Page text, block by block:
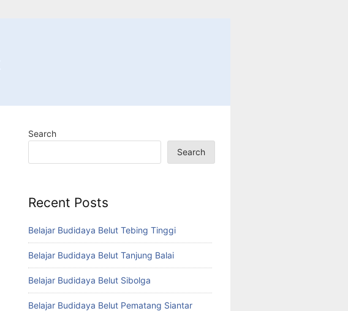
Search
Search
Recent Posts
Belajar Budidaya Belut Tebing Tinggi
Belajar Budidaya Belut Tanjung Balai
Belajar Budidaya Belut Sibolga
Belajar Budidaya Belut Pematang Siantar